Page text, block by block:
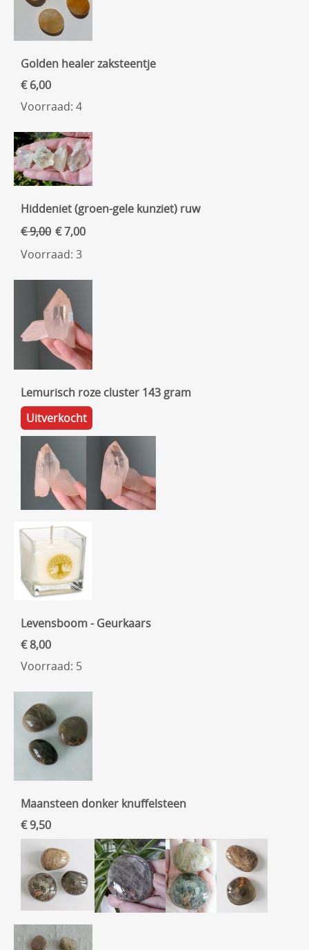
Golden healer zaksteentje
€ 6,00
Voorraad: 4
Hiddeniet (groen-gele kunziet) ruw
€ 9,00 € 7,00
Voorraad: 3
Lemurisch roze cluster 143 gram
Uitverkocht
Levensboom - Geurkaars
€ 8,00
Voorraad: 5
Maansteen donker knuffelsteen
€ 9,50